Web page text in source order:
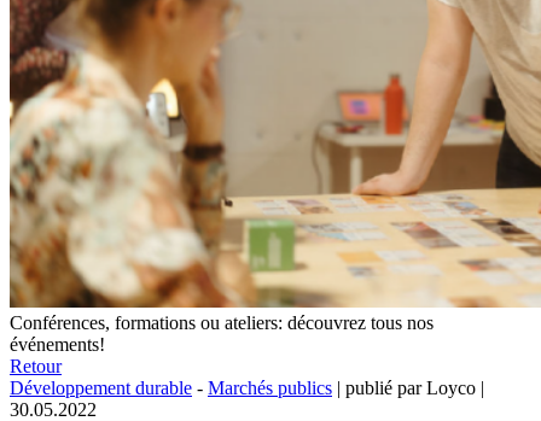
Conférences, formations ou ateliers: découvrez tous nos
événements!
Retour
Développement durable - Marchés publics | publié par Loyco |
30.05.2022